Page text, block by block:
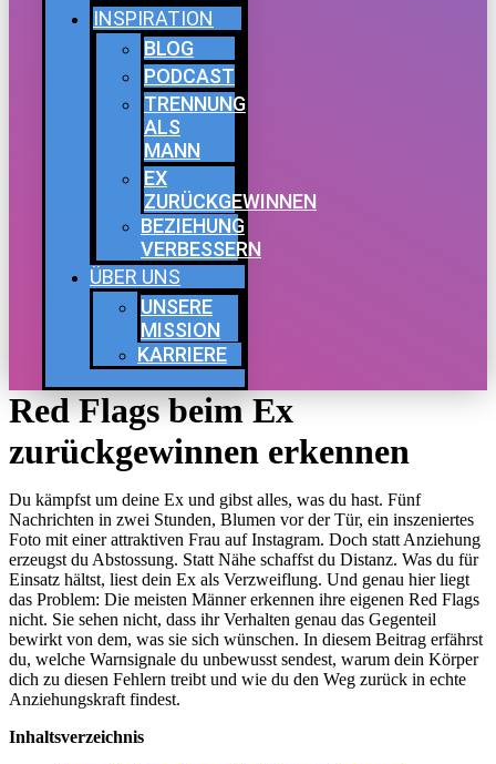
INSPIRATION
BLOG
PODCAST
TRENNUNG
ALS
MANN
EX
ZURÜCKGEWINNEN
BEZIEHUNG
VERBESSERN
ÜBER UNS
UNSERE
MISSION
KARRIERE
Red Flags beim Ex
zurückgewinnen erkennen
Du kämpfst um deine Ex und gibst alles, was du hast. Fünf
Nachrichten in zwei Stunden, Blumen vor der Tür, ein inszeniertes
Foto mit einer attraktiven Frau auf Instagram. Doch statt Anziehung
erzeugst du Abstossung. Statt Nähe schaffst du Distanz. Was du für
Einsatz hältst, liest dein Ex als Verzweiflung. Und genau hier liegt
das Problem: Die meisten Männer erkennen ihre eigenen Red Flags
nicht. Sie sehen nicht, dass ihr Verhalten genau das Gegenteil
bewirkt von dem, was sie sich wünschen. In diesem Beitrag erfährst
du, welche Warnsignale du unbewusst sendest, warum dein Körper
dich zu diesen Fehlern treibt und wie du den Weg zurück in echte
Anziehungskraft findest.
Inhaltsverzeichnis